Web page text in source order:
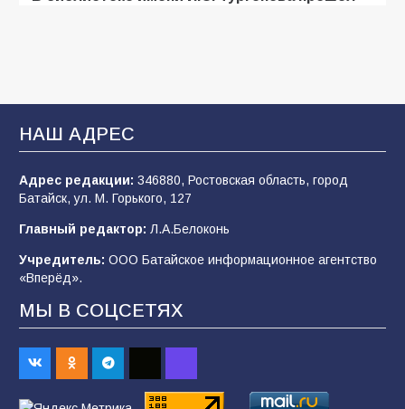
В Батайске продолжаются дорожные работы
108 04.08.2026
строительные профессии в ходе
спортивного праздника
90
Батайским спортсменам вручили награды
НАШ АДРЕС
Адрес редакции: 346880, Ростовская область, город
Батайск, ул. М. Горького, 127
Главный редактор: Л.А.Белоконь
Учредитель: ООО Батайское информационное агентство
«Вперёд».
МЫ В СОЦСЕТЯХ